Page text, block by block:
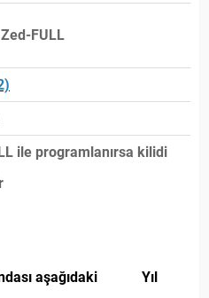
FULL
ile programlanırsa kilidi
aşağıdaki
Yıl